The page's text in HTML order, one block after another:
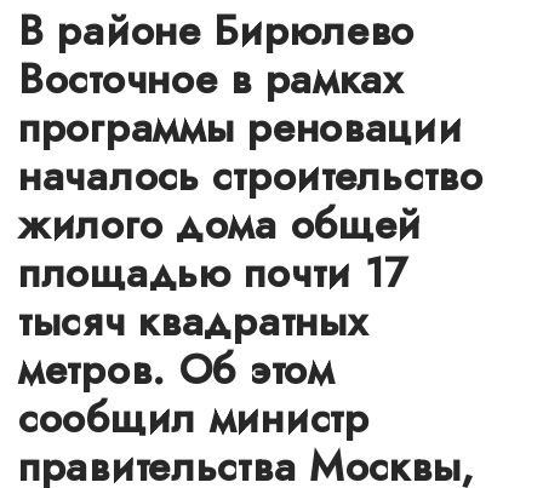
В районе Бирюлево
Восточное в рамках
программы реновации
началось строительство
жилого дома общей
площадью почти 17
тысяч квадратных
метров. Об этом
сообщил министр
правительства Москвы,